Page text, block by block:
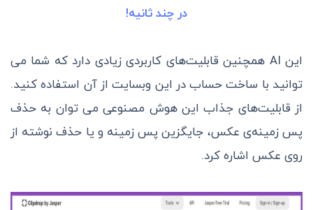
در چند ثانیه!
این AI همچنین قابلیت‌های کاربردی زیادی دارد که شما می
توانید با ساخت حساب در این وبسایت از آن استفاده کنید.
از قابلیت‌های جذاب این هوش مصنوعی می توان به حذف
پس زمینه‌ی عکس، جایگزین پس زمینه و یا حذف نوشته از
روی عکس اشاره کرد.